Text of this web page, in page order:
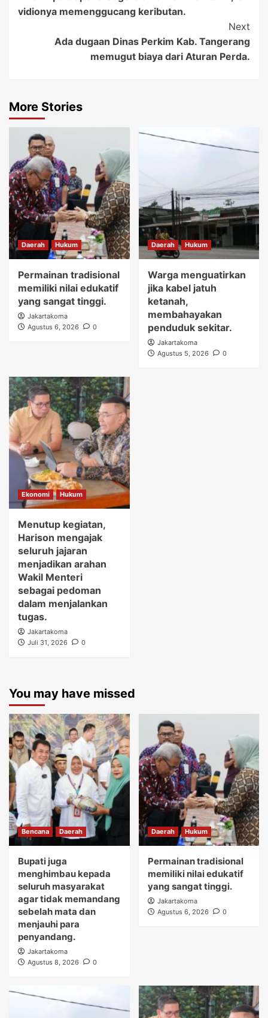
vidionya memenggucang keributan.
Next
Ada dugaan Dinas Perkim Kab. Tangerang
memugut biaya dari Aturan Perda.
More Stories
Daerah Hukum
Permainan tradisional
memiliki nilai edukatif
yang sangat tinggi.
Jakartakoma
Agustus 6, 2026
0
Daerah Hukum
Warga menguatirkan
jika kabel jatuh
ketanah,
membahayakan
penduduk sekitar.
Jakartakoma
Agustus 5, 2026
0
Ekonomi Hukum
Menutup kegiatan,
Harison mengajak
seluruh jajaran
menjadikan arahan
Wakil Menteri
sebagai pedoman
dalam menjalankan
tugas.
Jakartakoma
Juli 31, 2026
0
You may have missed
Bencana Daerah
Bupati juga
menghimbau kepada
seluruh masyarakat
agar tidak memandang
sebelah mata dan
menjauhi para
penyandang.
Jakartakoma
Agustus 8, 2026
0
Daerah Hukum
Permainan tradisional
memiliki nilai edukatif
yang sangat tinggi.
Jakartakoma
Agustus 6, 2026
0